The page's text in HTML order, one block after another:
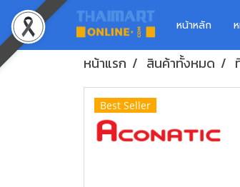
หน้าหลัก
หน้าแรก สินค้าทั้งหมด
Best Seller